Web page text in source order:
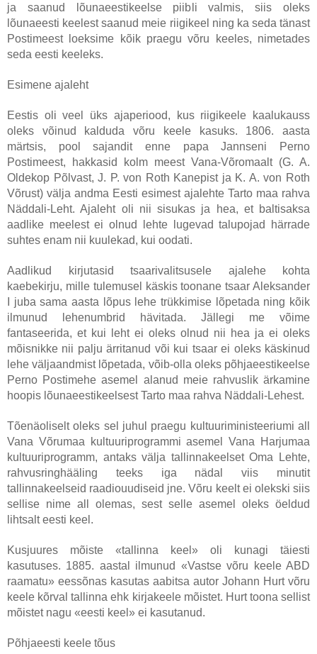
ja saanud lõunaeestikeelse piibli valmis, siis oleks
lõunaeesti keelest saanud meie riigikeel ning ka seda tänast
Postimeest loeksime kõik praegu võru keeles, nimetades
seda eesti keeleks.
Esimene ajaleht
Eestis oli veel üks ajaperiood, kus riigikeele kaalukauss
oleks võinud kalduda võru keele kasuks. 1806. aasta
märtsis, pool sajandit enne papa Jannseni Perno
Postimeest, hakkasid kolm meest Vana-Võromaalt (G. A.
Oldekop Põlvast, J. P. von Roth Kanepist ja K. A. von Roth
Võrust) välja andma Eesti esimest ajalehte Tarto maa rahva
Näddali-Leht. Ajaleht oli nii sisukas ja hea, et baltisaksa
aadlike meelest ei olnud lehte lugevad talupojad härrade
suhtes enam nii kuulekad, kui oodati.
Aadlikud kirjutasid tsaarivalitsusele ajalehe kohta
kaebekirju, mille tulemusel käskis toonane tsaar Aleksander
I juba sama aasta lõpus lehe trükkimise lõpetada ning kõik
ilmunud lehenumbrid hävitada. Jällegi me võime
fantaseerida, et kui leht ei oleks olnud nii hea ja ei oleks
mõisnikke nii palju ärritanud või kui tsaar ei oleks käskinud
lehe väljaandmist lõpetada, võib-olla oleks põhjaeestikeelse
Perno Postimehe asemel alanud meie rahvuslik ärkamine
hoopis lõunaeestikeelsest Tarto maa rahva Näddali-Lehest.
Tõenäoliselt oleks sel juhul praegu kultuuriministeeriumi all
Vana Võrumaa kultuuriprogrammi asemel Vana Harjumaa
kultuuriprogramm, antaks välja tallinnakeelset Oma Lehte,
rahvusringhääling teeks iga nädal viis minutit
tallinnakeelseid raadiouudiseid jne. Võru keelt ei olekski siis
sellise nime all olemas, sest selle asemel oleks öeldud
lihtsalt eesti keel.
Kusjuures mõiste «tallinna keel» oli kunagi täiesti
kasutuses. 1885. aastal ilmunud «Vastse võru keele ABD
raamatu» eessõnas kasutas aabitsa autor Johann Hurt võru
keele kõrval tallinna ehk kirjakeele mõistet. Hurt toona sellist
mõistet nagu «eesti keel» ei kasutanud.
Põhjaeesti keele tõus